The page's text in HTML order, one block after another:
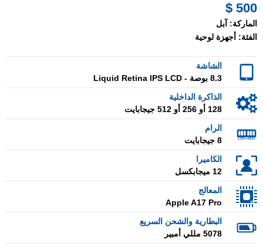
500 $
الماركة: آبل
الفئة: أجهزة لوحية
الشاشة
8.3 بوصة - Liquid Retina IPS LCD
الذاكرة الداخلية
128 أو 256 أو 512 جيجابايت
الرام
8 جيجابايت
الكاميرا
12 ميجابكسل
المعالج
Apple A17 Pro
البطارية والشحن السريع
5078 مللي أمبير